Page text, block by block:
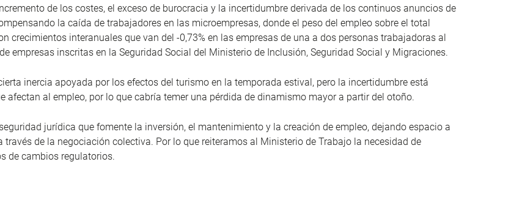
de los costes, el exceso de burocracia y la incertidumbre derivada de los continuos anuncios de
la caída de trabajadores en las microempresas, donde el peso del empleo sobre el total
crecimientos interanuales que van del -0,73% en las empresas de una a dos personas trabajadoras al
empresas inscritas en la Seguridad Social del Ministerio de Inclusión, Seguridad Social y Migraciones.
inercia apoyada por los efectos del turismo en la temporada estival, pero la incertidumbre está
afectan al empleo, por lo que cabría temer una pérdida de dinamismo mayor a partir del otoño.
jurídica que fomente la inversión, el mantenimiento y la creación de empleo, dejando espacio a
de la negociación colectiva. Por lo que reiteramos al Ministerio de Trabajo la necesidad de
de cambios regulatorios.